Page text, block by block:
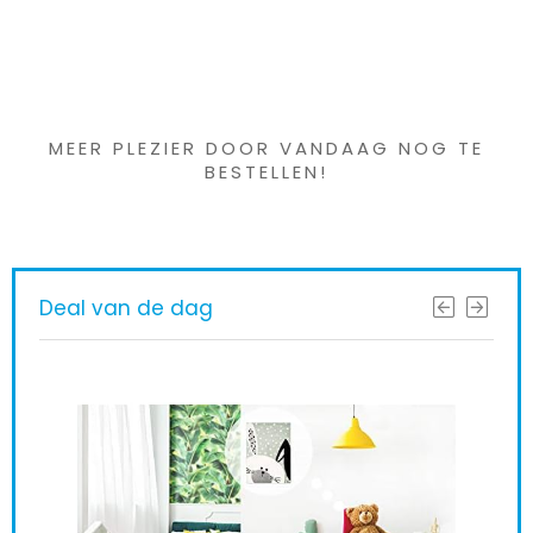
MEER PLEZIER DOOR VANDAAG NOG TE
BESTELLEN!
Deal van de dag